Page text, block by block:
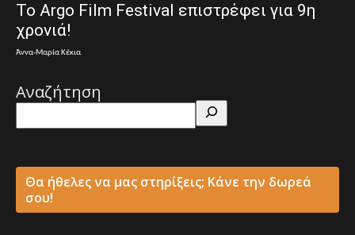
To Argo Film Festival επιστρέφει για 9η
χρονιά!
Άννα-Μαρία Κέκια
Αναζήτηση
Θα ήθελες να μας στηρίξεις; Κάνε την δωρεά
σου!